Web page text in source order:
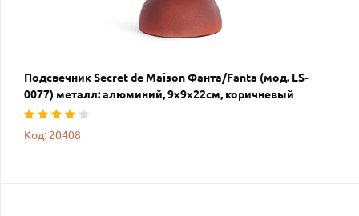
Подсвечник Secret de Maison Фанта/Fanta (мод. LS-
0077) металл: алюминий, 9х9х22см, коричневый
Код: 20408